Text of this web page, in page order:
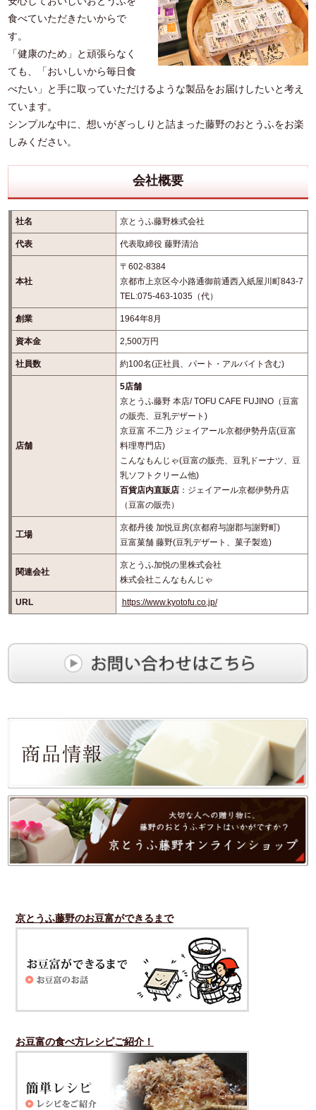
食べていただきたいからで
す。
「健康のため」と頑張らなく
ても、「おいしいから毎日食
べたい」と手に取っていただけるような製品をお届けしたいと考え
ています。
シンプルな中に、想いがぎっしりと詰まった藤野のおとうふをお楽
しみください。
会社概要
社名 京とうふ藤野株式会社
代表 代表取締役 藤野清治
本社
〒602-8384
京都市上京区今小路通御前通西入紙屋川町843-7
TEL:075-463-1035（代）
創業 1964年8月
資本金 2,500万円
社員数 約100名(正社員、パート・アルバイト含む)
店舗
5店舗
京とうふ藤野 本店/ TOFU CAFE FUJINO（豆富
の販売、豆乳デザート)
京豆富 不二乃 ジェイアール京都伊勢丹店(豆富
料理専門店)
こんなもんじゃ(豆富の販売、豆乳ドーナツ、豆
乳ソフトクリーム他)
百貨店内直販店：ジェイアール京都伊勢丹店
（豆富の販売）
工場
京都丹後 加悦豆房(京都府与謝郡与謝野町)
豆富菓舗 藤野(豆乳デザート、菓子製造)
関連会社
京とうふ加悦の里株式会社
株式会社こんなもんじゃ
URL https://www.kyotofu.co.jp/
京とうふ藤野のお豆富ができるまで
お豆富の食べ方レシピご紹介！